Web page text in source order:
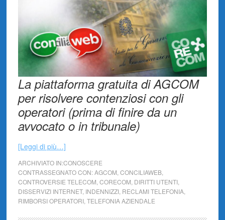
La piattaforma gratuita di AGCOM
per risolvere contenziosi con gli
operatori (prima di finire da un
avvocato o in tribunale)
[Leggi di più…]
ARCHIVIATO IN:CONOSCERE
CONTRASSEGNATO CON:AGCOM CONCILIAWEB,
CONTROVERSIE TELECOM CORECOM DIRITTI UTENTI,
DISSERVIZI INTERNET, INDENNIZZI, RECLAMI TELEFONIA,
RIMBORSI OPERATORI, TELEFONIA AZIENDALE